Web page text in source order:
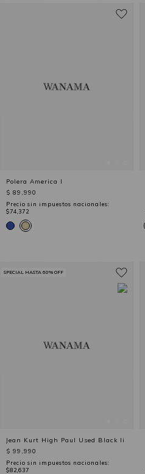
Polera America I
$ 89,990
Precio sin impuestos nacionales:
$74,372
Jean Kurt High Paul Used Black Ii
$ 99,990
Precio sin impuestos nacionales:
$82,637
SPECIAL HASTA 60% OFF